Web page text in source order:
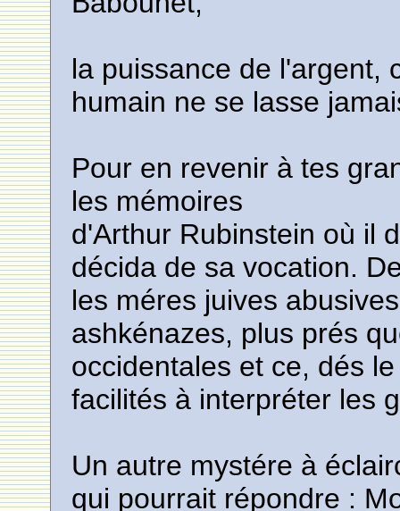
la puissance de l'argent,
humain ne se lasse
Pour en revenir à tes
les mémoires
d'Arthur Rubinstein où il
décida de sa vocation.
les méres juives
ashkénazes, plus prés
occidentales et ce, dés
facilités à interpréter les
Un autre mystére à
qui pourrait répondre :